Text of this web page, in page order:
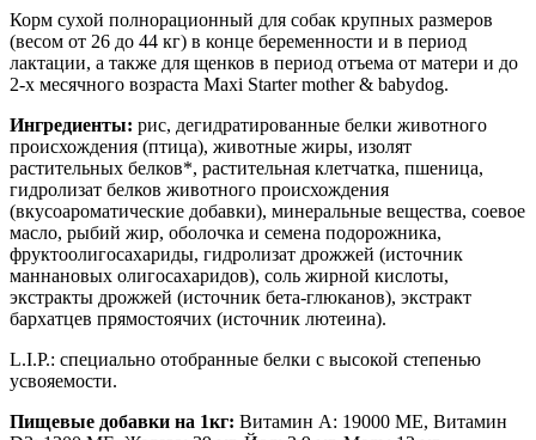
Корм сухой полнорационный для собак крупных размеров
(весом от 26 до 44 кг) в конце беременности и в период
лактации, а также для щенков в период отъема от матери и до
2-х месячного возраста Maxi Starter mother & babydog.
Ингредиенты: рис, дегидратированные белки животного
происхождения (птица), животные жиры, изолят
растительных белков*, растительная клетчатка, пшеница,
гидролизат белков животного происхождения
(вкусоароматические добавки), минеральные вещества, соевое
масло, рыбий жир, оболочка и семена подорожника,
фруктоолигосахариды, гидролизат дрожжей (источник
мaннановых олигосахаридов), соль жирной кислоты,
экстракты дрожжей (источник бета-глюканов), экстракт
бархатцев прямостоячих (источник лютеина).
L.I.P.: специально отобранные белки с высокой степенью
усвояемости.
Пищевые добавки на 1кг: Витамин A: 19000 ME, Витамин